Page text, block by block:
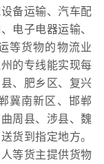
备运输、汽车配
电子电器运输、
等货物的物流业
的专线能实现每
、肥乡区、复兴
冀南新区、邯郸
周县、涉县、魏
货到指定地方。
等货主提供货物